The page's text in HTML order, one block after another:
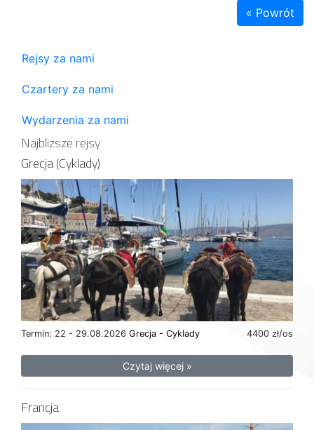
« Powrót
Rejsy za nami
Czartery za nami
Wydarzenia za nami
Najbliższe rejsy
Grecja (Cyklady)
Termin: 22 - 29.08.2026 4400 zł/os
Grecja - Cyklady
Czytaj więcej »
Francja